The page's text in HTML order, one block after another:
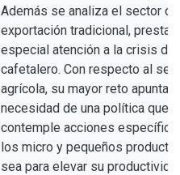
Además se analiza el sector de
exportación tradicional,
especial atención a la crisis
cafetalero. Con respecto al
agrícola, su mayor reto apunta
necesidad de una política que
contemple acciones
los micro y pequeños
sea para elevar su